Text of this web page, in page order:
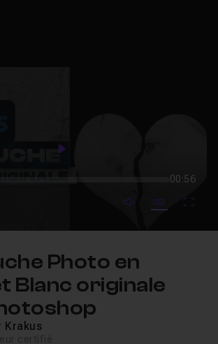
Play
00:56
mute video
Subtitles
Photo en
Blanc originale
Krakus